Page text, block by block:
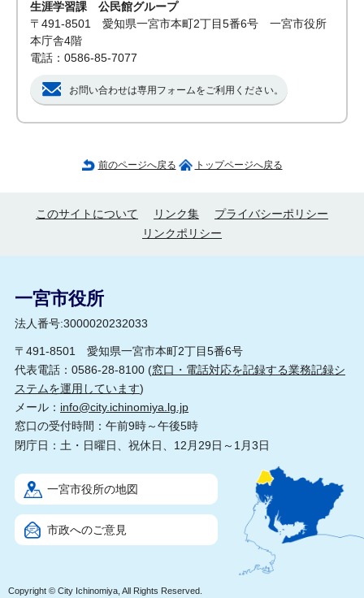
生涯学習課 公民館グループ
〒491-8501 愛知県一宮市本町2丁目5番6号 一宮市役所
本庁舎4階
電話：0586-85-7077
お問い合わせは専用フォームをご利用ください。
前のページへ戻る トップページへ戻る
このサイトについて リンク集
プライバシーポリシー
リンクポリシー
一宮市役所
法人番号:3000020232033
〒491-8501 愛知県一宮市本町2丁目5番6号
代表電話：0586-28-8100 (窓口・電話対応を記録する業務記録シ
ステムを運用しています)
メール： info@city.ichinomiya.lg.jp
窓口の受付時間：午前9時～午後5時
閉庁日：土・日曜日、祝休日、12月29日～1月3日
一宮市役所の地図
市政へのご意見
Copyright © City Ichinomiya, All Rights Reserved.